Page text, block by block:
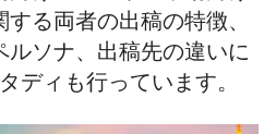
る両者の出稿の特徴、
ソナ、出稿先の違いに
ディも行っています。